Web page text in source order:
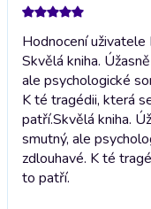
Hodnocení
Skvělá kniha.
ale psychologické
K té tragédii, která
patří.Skvělá kniha.
smutný, ale
zdlouhavé. K té
to patří.